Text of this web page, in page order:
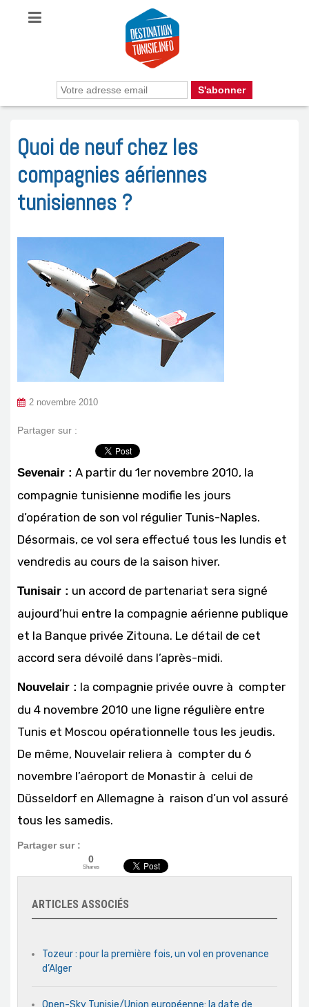
Quoi de neuf chez les
compagnies aériennes
tunisiennes ?
2 novembre 2010
Partager sur :
Sevenair : A partir du 1er novembre 2010, la
compagnie tunisienne modifie les jours
d’opération de son vol régulier Tunis-Naples.
Désormais, ce vol sera effectué tous les lundis et
vendredis au cours de la saison hiver.
Tunisair : un accord de partenariat sera signé
aujourd’hui entre la compagnie aérienne publique
et la Banque privée Zitouna. Le détail de cet
accord sera dévoilé dans l’après-midi.
Nouvelair : la compagnie privée ouvre à compter
du 4 novembre 2010 une ligne régulière entre
Tunis et Moscou opérationnelle tous les jeudis.
De même, Nouvelair reliera à compter du 6
novembre l’aéroport de Monastir à celui de
Düsseldorf en Allemagne à raison d’un vol assuré
tous les samedis.
Partager sur :
0
Shares
ARTICLES ASSOCIÉS
Tozeur : pour la première fois, un vol en provenance
d’Alger
Open-Sky Tunisie/Union européenne: la date de